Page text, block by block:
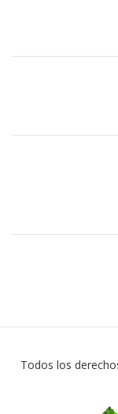
Todos los